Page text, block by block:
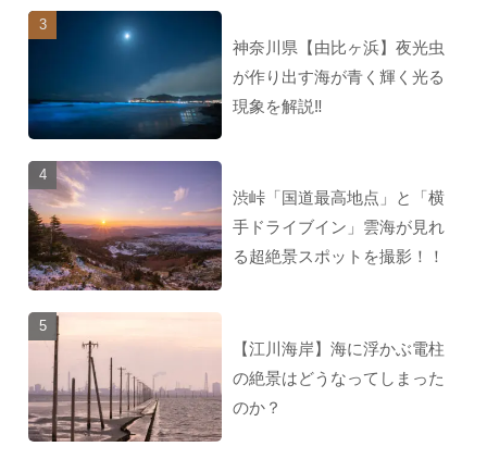
神奈川県【由比ヶ浜】夜光虫
が作り出す海が青く輝く光る
現象を解説‼︎
渋峠「国道最高地点」と「横
手ドライブイン」雲海が見れ
る超絶景スポットを撮影！！
【江川海岸】海に浮かぶ電柱
の絶景はどうなってしまった
のか？